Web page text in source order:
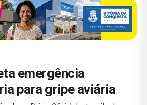
emergência
para gripe aviária